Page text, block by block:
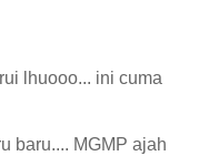
lhuooo... ini cuma
baru.... MGMP ajah